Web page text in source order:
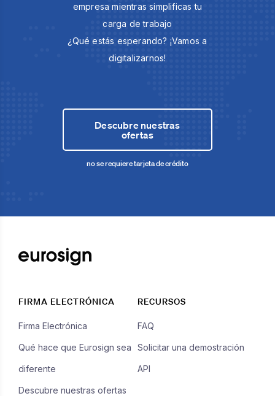
empresa mientras simplificas tu
carga de trabajo
¿Qué estás esperando? ¡Vamos a
digitalizarnos!
Descubre nuestras
ofertas
no se requiere tarjeta de crédito
FIRMA ELECTRÓNICA
Firma Electrónica
Qué hace que Eurosign sea
diferente
Descubre nuestras ofertas
RECURSOS
FAQ
Solicitar una demostración
API